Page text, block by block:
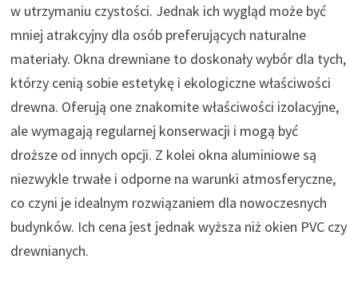
w utrzymaniu czystości. Jednak ich wygląd może być
mniej atrakcyjny dla osób preferujących naturalne
materiały. Okna drewniane to doskonały wybór dla tych,
którzy cenią sobie estetykę i ekologiczne właściwości
drewna. Oferują one znakomite właściwości izolacyjne,
ale wymagają regularnej konserwacji i mogą być
droższe od innych opcji. Z kolei okna aluminiowe są
niezwykle trwałe i odporne na warunki atmosferyczne,
co czyni je idealnym rozwiązaniem dla nowoczesnych
budynków. Ich cena jest jednak wyższa niż okien PVC czy
drewnianych.